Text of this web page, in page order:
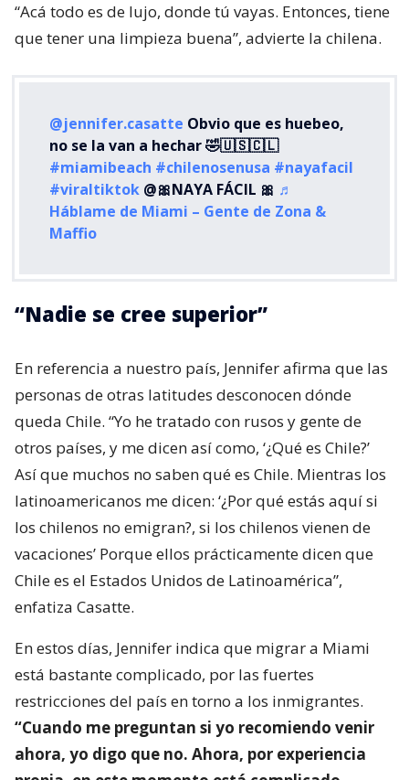
“Acá todo es de lujo, donde tú vayas. Entonces, tiene
que tener una limpieza buena”, advierte la chilena.
@jennifer.casatte Obvio que es huebeo,
no se la van a hechar 🤣🇺🇸🇨🇱
#miamibeach #chilenosenusa #nayafacil
#viraltiktok @🎀NAYA FÁCIL 🎀 ♬
Háblame de Miami – Gente de Zona &
Maffio
“Nadie se cree superior”
En referencia a nuestro país, Jennifer afirma que las
personas de otras latitudes desconocen dónde
queda Chile. “Yo he tratado con rusos y gente de
otros países, y me dicen así como, ‘¿Qué es Chile?’
Así que muchos no saben qué es Chile. Mientras los
latinoamericanos me dicen: ‘¿Por qué estás aquí si
los chilenos no emigran?, si los chilenos vienen de
vacaciones’ Porque ellos prácticamente dicen que
Chile es el Estados Unidos de Latinoamérica”,
enfatiza Casatte.
En estos días, Jennifer indica que migrar a Miami
está bastante complicado, por las fuertes
restricciones del país en torno a los inmigrantes.
“Cuando me preguntan si yo recomiendo venir
ahora, yo digo que no. Ahora, por experiencia